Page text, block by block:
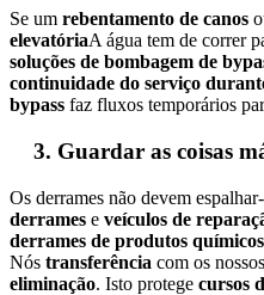
Se um rebentamento de canos
elevatóriaA água tem de correr
soluções de bombagem de
continuidade do serviço
bypass faz fluxos temporários
Guardar as coisas
Os derrames não devem
derrames e veículos de
derrames de produtos químicos
Nós transferência com os nossos
eliminação. Isto protege cursos